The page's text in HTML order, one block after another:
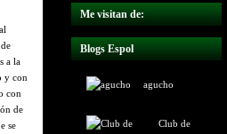
a la
y con
con
de
se
Me visitan de:
Blogs Espol
agucho
Club de